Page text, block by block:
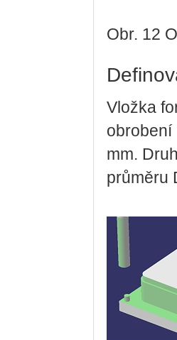
Obr. 12
Vložka
obrobení
mm.
průměru